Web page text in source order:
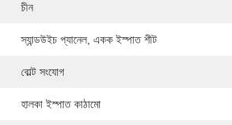
চীন
স্যান্ডউইচ প্যানেল, একক ইস্পাত শীট
বোল্ট সংযোগ
হালকা ইস্পাত কাঠামো